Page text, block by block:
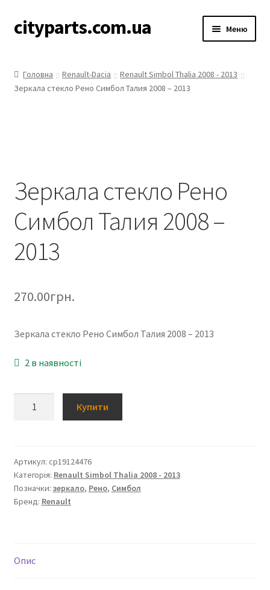
Перейти
до
Перейти
до
cityparts.com.ua Меню
Защита двигателя
Увійти
Контакти
Головна Renault-Dacia
Renault Simbol Thalia 2008 - 2013
Зеркала стекло Рено Симбол Талия 2008 – 2013
Зеркала стекло Рено
Симбол Талия 2008 –
2013
270.00грн.
Зеркала стекло Рено Симбол Талия 2008 – 2013
2 в наявності
Талия
2008
-
2013
Купити
Артикул: cp19124476
Категорія: Renault Simbol Thalia 2008 - 2013
Позначки: зеркало, Рено, Симбол
Бренд: Renault
Опис